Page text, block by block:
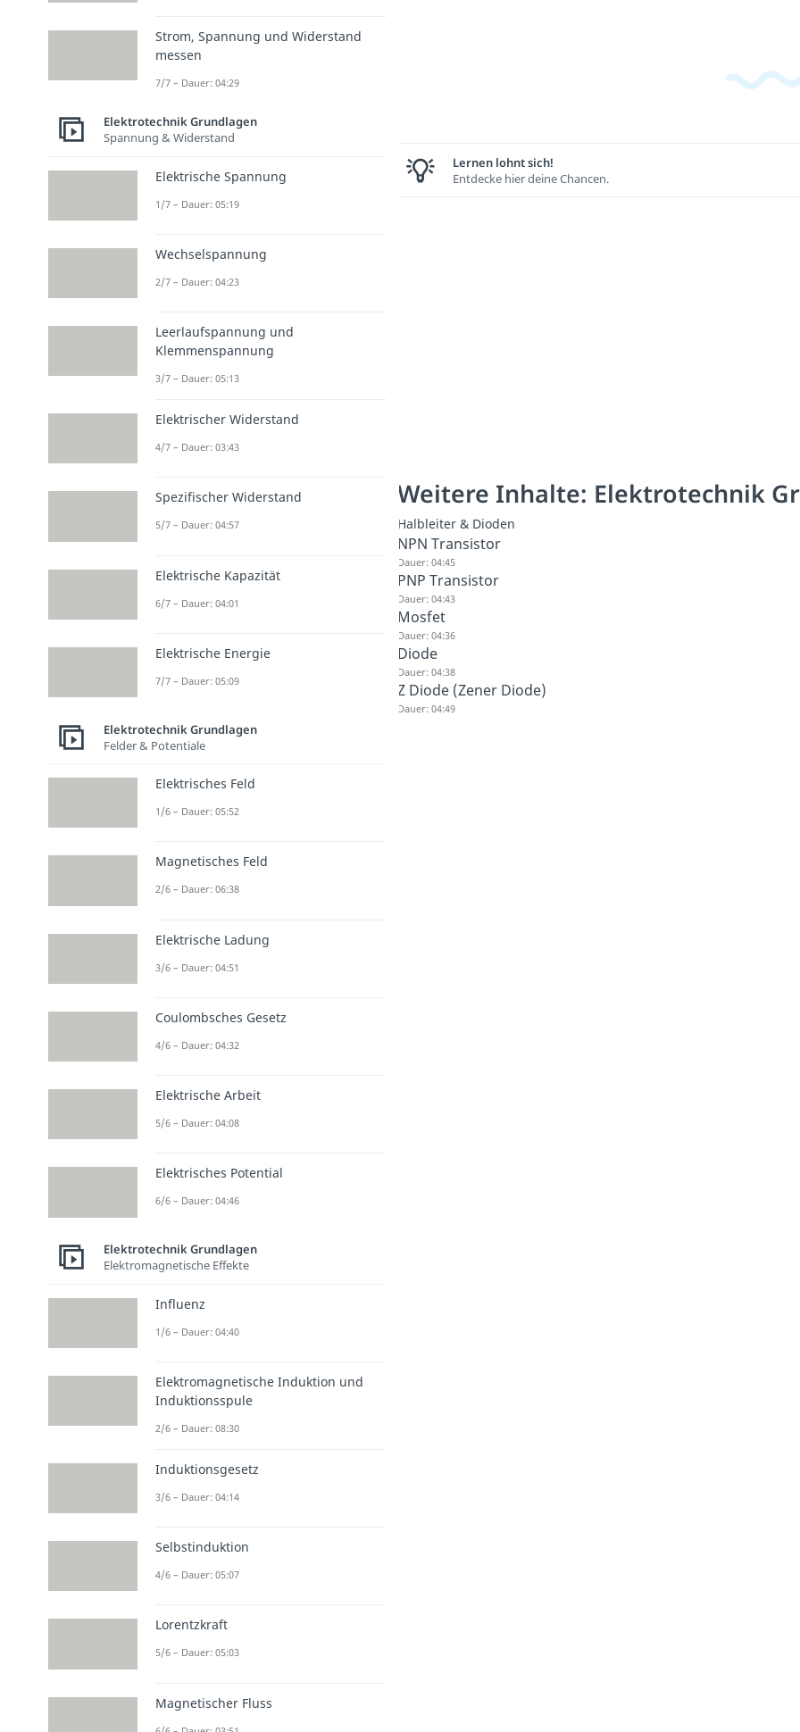
Lernen lohnt sich!
Entdecke hier deine Chancen.
Weitere Inhalte: Elektrotechnik
Halbleiter & Dioden
NPN Transistor
Dauer: 04:45
PNP Transistor
Dauer: 04:43
Mosfet
Dauer: 04:36
Diode
Dauer: 04:38
Z Diode (Zener Diode)
Dauer: 04:49
Strom, Spannung und Widerstand
messen
7/7 – Dauer: 04:29
Elektrotechnik Grundlagen
Spannung & Widerstand
Elektrische Spannung
1/7 – Dauer: 05:19
Wechselspannung
2/7 – Dauer: 04:23
Leerlaufspannung und
Klemmenspannung
3/7 – Dauer: 05:13
Elektrischer Widerstand
4/7 – Dauer: 03:43
Spezifischer Widerstand
5/7 – Dauer: 04:57
Elektrische Kapazität
6/7 – Dauer: 04:01
Elektrische Energie
7/7 – Dauer: 05:09
Elektrotechnik Grundlagen
Felder & Potentiale
Elektrisches Feld
1/6 – Dauer: 05:52
Magnetisches Feld
2/6 – Dauer: 06:38
Elektrische Ladung
3/6 – Dauer: 04:51
Coulombsches Gesetz
4/6 – Dauer: 04:32
Elektrische Arbeit
5/6 – Dauer: 04:08
Elektrisches Potential
6/6 – Dauer: 04:46
Elektrotechnik Grundlagen
Elektromagnetische Effekte
Influenz
1/6 – Dauer: 04:40
Elektromagnetische Induktion und
Induktionsspule
2/6 – Dauer: 08:30
Induktionsgesetz
3/6 – Dauer: 04:14
Selbstinduktion
4/6 – Dauer: 05:07
Lorentzkraft
5/6 – Dauer: 05:03
Magnetischer Fluss